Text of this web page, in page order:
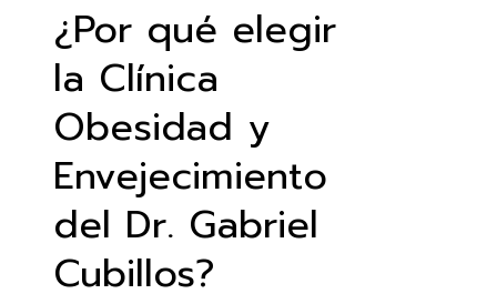
¿Por qué elegir
la Clínica
Obesidad y
Envejecimiento
del Dr. Gabriel
Cubillos?